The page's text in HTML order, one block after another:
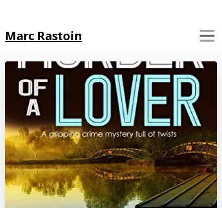
Marc Rastoin